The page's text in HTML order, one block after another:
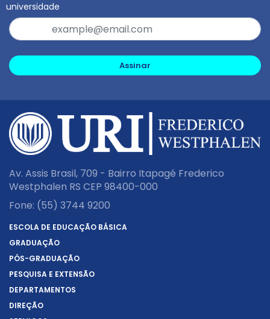
universidade
Assinar
Av. Assis Brasil, 709 - Bairro Itapagé Frederico
Westphalen RS CEP 98400-000
Fone: (55) 3744 9200
ESCOLA DE EDUCAÇÃO BÁSICA
GRADUAÇÃO
PÓS-GRADUAÇÃO
PESQUISA E EXTENSÃO
DEPARTAMENTOS
DIREÇÃO